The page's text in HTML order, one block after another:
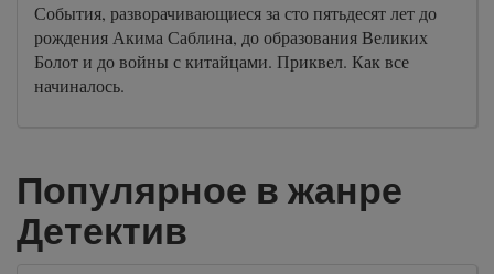
События, разворачивающиеся за сто пятьдесят лет до
рождения Акима Саблина, до образования Великих
Болот и до войны с китайцами. Приквел. Как все
начиналось.
Популярное в жанре
Детектив